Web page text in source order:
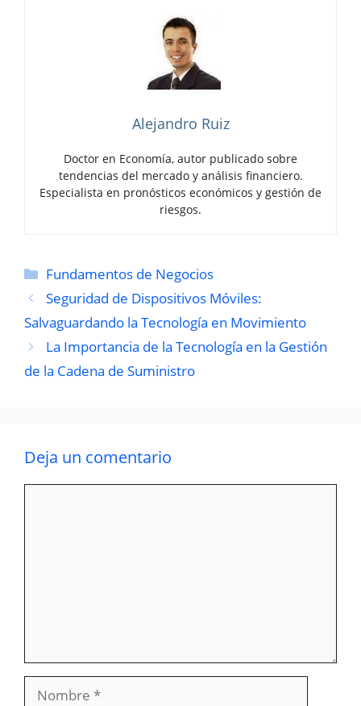
Alejandro Ruiz
Doctor en Economía, autor publicado sobre
tendencias del mercado y análisis financiero.
Especialista en pronósticos económicos y gestión de
riesgos.
Categorías
Fundamentos de Negocios
Seguridad de Dispositivos Móviles:
Salvaguardando la Tecnología en Movimiento
La Importancia de la Tecnología en la Gestión
de la Cadena de Suministro
Deja un comentario
Nombre